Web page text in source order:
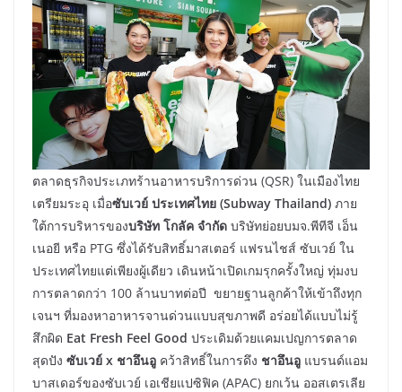
ตลาดธุรกิจประเภทร้านอาหารบริการด่วน (QSR) ในเมืองไทย
เตรียมระอุ เมื่อซับเวย์ ประเทศไทย (Subway Thailand) ภาย
ใต้การบริหารของบริษัท โกลัค จำกัด บริษัทย่อยบมจ.พีทีจี เอ็น
เนอยี หรือ PTG ซึ่งได้รับสิทธิ์มาสเตอร์ แฟรนไชส์ ซับเวย์ ใน
ประเทศไทยแต่เพียงผู้เดียว เดินหน้าเปิดเกมรุกครั้งใหญ่ ทุ่มงบ
การตลาดกว่า 100 ล้านบาทต่อปี ขยายฐานลูกค้าให้เข้าถึงทุก
เจนฯ ที่มองหาอาหารจานด่วนแบบสุขภาพดี อร่อยได้แบบไม่รู้
สึกผิด Eat Fresh Feel Good ประเดิมด้วยแคมเปญการตลาด
สุดปัง ซับเวย์ x ชาอึนอู คว้าสิทธิ์ในการดึง ชาอึนอู แบรนด์แอม
บาสเดอร์ของซับเวย์ เอเชียแปซิฟิค (APAC) ยกเว้น ออสเตรเลีย